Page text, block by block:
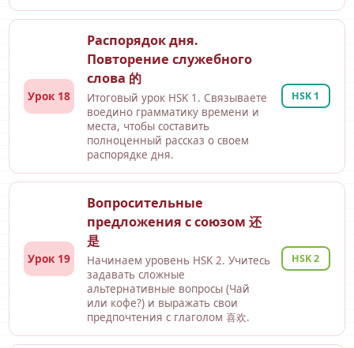
Урок 18
Распорядок дня.
Повторение служебного
слова 的
Итоговый урок HSK 1. Связываете
воедино грамматику времени и
места, чтобы составить
полноценный рассказ о своем
распорядке дня.
HSK 1
Урок 19
Вопросительные
предложения с союзом 还
是
Начинаем уровень HSK 2. Учитесь
задавать сложные
альтернативные вопросы (Чай
или кофе?) и выражать свои
предпочтения с глаголом 喜欢.
HSK 2